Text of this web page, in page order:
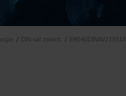
DIN-rail mount EM540DINAV23XS1X